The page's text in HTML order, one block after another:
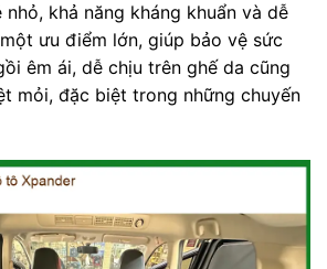
khả năng kháng khuẩn và dễ
ưu điểm lớn, giúp bảo vệ sức
êm ái, dễ chịu trên ghế da cũng
mỏi, đặc biệt trong những chuyến